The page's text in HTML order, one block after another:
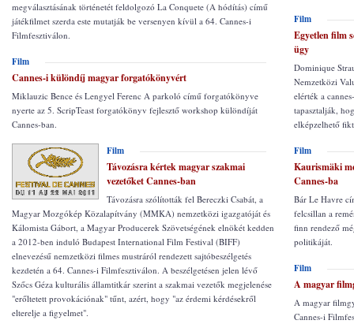
megválasztásának történetét feldolgozó La Conquete (A hódítás) című
játékfilmet szerda este mutatják be versenyen kívül a 64. Cannes-i
Filmfesztiválon.
Film
Cannes-i különdíj magyar forgatókönyvért
Miklauzic Bence és Lengyel Ferenc A parkoló című forgatókönyve
nyerte az 5. ScripTeast forgatókönyv fejlesztő workshop különdíját
Cannes-ban.
Film
Távozásra kértek magyar szakmai
vezetőket Cannes-ban
Távozásra szólították fel Bereczki Csabát, a
Magyar Mozgókép Közalapítvány (MMKA) nemzetközi igazgatóját és
Kálomista Gábort, a Magyar Producerek Szövetségének elnökét kedden
a 2012-ben induló Budapest International Film Festival (BIFF)
elnevezésű nemzetközi filmes mustráról rendezett sajtóbeszélgetés
kezdetén a 64. Cannes-i Filmfesztiválon. A beszélgetésen jelen lévő
Szőcs Géza kulturális államtitkár szerint a szakmai vezetők megjelenése
"erőltetett provokációnak" tűnt, azért, hogy "az érdemi kérdésekről
elterelje a figyelmet".
Film
Egyetlen film
ügy
Dominique
Nemzetközi
elérték a
tapasztalják,
elképzelhető
Film
Kaurismäki
Cannes-ba
Bár Le Havre
felcsillan a
finn rendező
politikáját.
Film
A magyar
A magyar
Cannes-i